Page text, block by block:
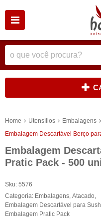
Home Utensílios
Embalagens
Embalagem Descartável Berço
Embalagem
Pratic Pack - 500
Sku: 5576
Categoria: Embalagens Atacado
Embalagem Descartável para
Embalagem Pratic Pack